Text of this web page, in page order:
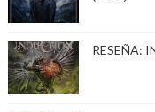
RESEÑA: